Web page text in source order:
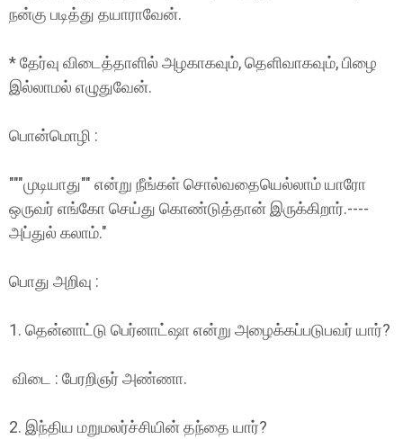
நன்கு படித்து தயாராவேன்.
* தேர்வு விடைத்தாளில் அழகாகவும், தெளிவாகவும், பிழை
இல்லாமல் எழுதுவேன்.
பொன்மொழி :
"""முடியாது"" என்று நீங்கள் சொல்வதையெல்லாம் யாரோ
ஒருவர் எங்கோ செய்து கொண்டுத்தான் இருக்கிறார்.----
அப்துல் கலாம்."
பொது அறிவு :
1. தென்னாட்டு பெர்னாட்ஷா என்று அழைக்கப்படுபவர் யார்?
விடை : பேரறிஞர் அண்ணா.
2. இந்திய மறுமலர்ச்சியின் தந்தை யார்?